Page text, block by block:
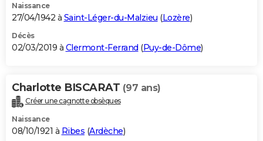
Naissance
27/04/1942 à Saint-Léger-du-Malzieu (Lozère)
Décès
02/03/2019 à Clermont-Ferrand (Puy-de-Dôme)
Charlotte BISCARAT (97 ans)
Créer une cagnotte obsèques
Naissance
08/10/1921 à Ribes (Ardèche)